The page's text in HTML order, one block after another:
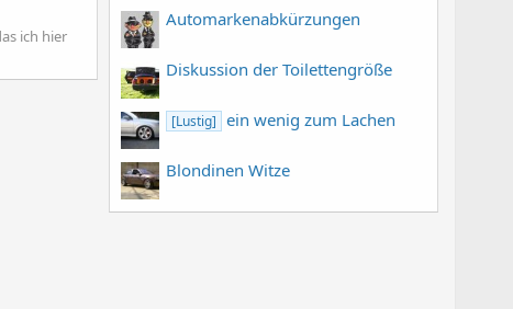
ich hier
Automarkenabkürzungen
Diskussion der Toilettengröße
[Lustig] ein wenig zum Lachen
Blondinen Witze